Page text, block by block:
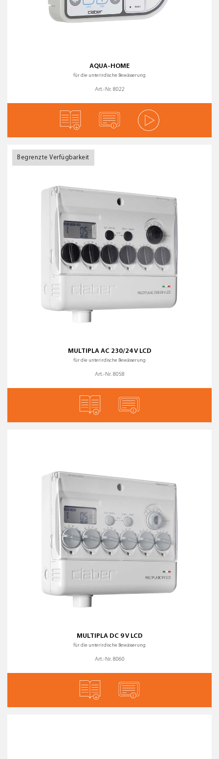
AQUA-HOME
für die unterirdische Bewässerung
Art.-Nr. 8022
Begrenzte Verfügbarkeit
MULTIPLA AC 230/24 V LCD
für die unterirdische Bewässerung
Art.-Nr. 8058
MULTIPLA DC 9 V LCD
für die unterirdische Bewässerung
Art.-Nr. 8060